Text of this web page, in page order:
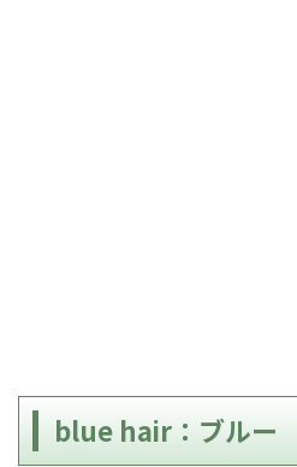
blue hair：ブルー